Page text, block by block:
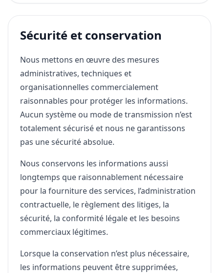
Sécurité et conservation
Nous mettons en œuvre des mesures
administratives, techniques et
organisationnelles commercialement
raisonnables pour protéger les informations.
Aucun système ou mode de transmission n’est
totalement sécurisé et nous ne garantissons
pas une sécurité absolue.
Nous conservons les informations aussi
longtemps que raisonnablement nécessaire
pour la fourniture des services, l’administration
contractuelle, le règlement des litiges, la
sécurité, la conformité légale et les besoins
commerciaux légitimes.
Lorsque la conservation n’est plus nécessaire,
les informations peuvent être supprimées,